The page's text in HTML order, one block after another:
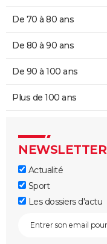
De 70 à 80 ans
De 80 à 90 ans
De 90 à 100 ans
Plus de 100 ans
Actualité
Sport
Les dossiers d'actu